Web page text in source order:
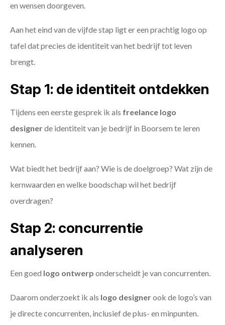
en wensen doorgeven.
Aan het eind van de vijfde stap ligt er een prachtig logo op
tafel dat precies de identiteit van het bedrijf tot leven
brengt.
Stap 1: de identiteit ontdekken
Tijdens een eerste gesprek ik als freelance logo
designerde identiteit van je bedrijf in Boorsem te leren
kennen.
Wat biedt het bedrijf aan? Wie is de doelgroep? Wat zijn de
kernwaarden en welke boodschap wil het bedrijf
overdragen?
Stap 2: concurrentie
analyseren
Een goed logo ontwerp onderscheidt je van concurrenten.
Daarom onderzoekt ik als logo designerook de logo’s van
je directe concurrenten, inclusief de plus- en minpunten.